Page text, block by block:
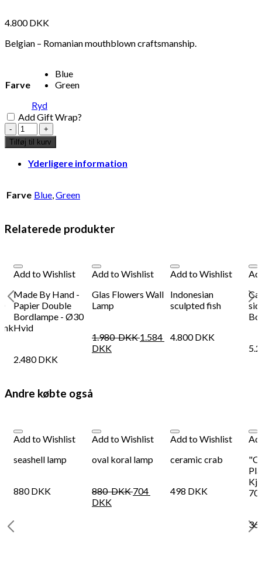
4.800DKK
Belgian – Romanian mouthblown craftsmanship.
Farve
Blue
Green
Ryd
Add Gift Wrap?
Ju.
Svampelampe
-
Grøn
antal
Tilføj til kurv
Yderligere information
Farve Blue,Green
Relaterede produkter
Add to Wishlist
Made By Hand -
Papier Double
Bordlampe - Ø30
Hvid
2.480DKK
Add to Wishlist
Glas Flowers Wall
Lamp
1.980DKK 1.584
DKK
Add to Wishlist
Indonesian
sculpted fish
4.800DKK
Andre købte også
Add to Wishlist
seashell lamp
880DKK
Add to Wishlist
oval koral lamp
880DKK 704
DKK
Add to Wishlist
ceramic crab
498 DKK